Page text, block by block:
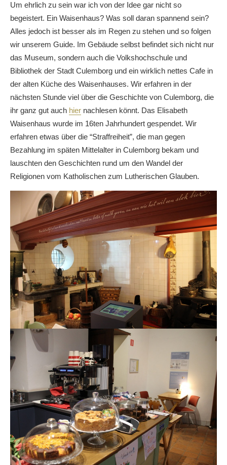
Um ehrlich zu sein war ich von der Idee gar nicht so
begeistert. Ein Waisenhaus? Was soll daran spannend sein?
Alles jedoch ist besser als im Regen zu stehen und so folgen
wir unserem Guide. Im Gebäude selbst befindet sich nicht nur
das Museum, sondern auch die Volkshochschule und
Bibliothek der Stadt Culemborg und ein wirklich nettes Cafe in
der alten Küche des Waisenhauses. Wir erfahren in der
nächsten Stunde viel über die Geschichte von Culemborg, die
ihr ganz gut auch hier nachlesen könnt. Das Elisabeth
Waisenhaus wurde im 16ten Jahrhundert gespendet. Wir
erfahren etwas über die “Straffreiheit”, die man gegen
Bezahlung im späten Mittelalter in Culemborg bekam und
lauschten den Geschichten rund um den Wandel der
Religionen vom Katholischen zum Lutherischen Glauben.